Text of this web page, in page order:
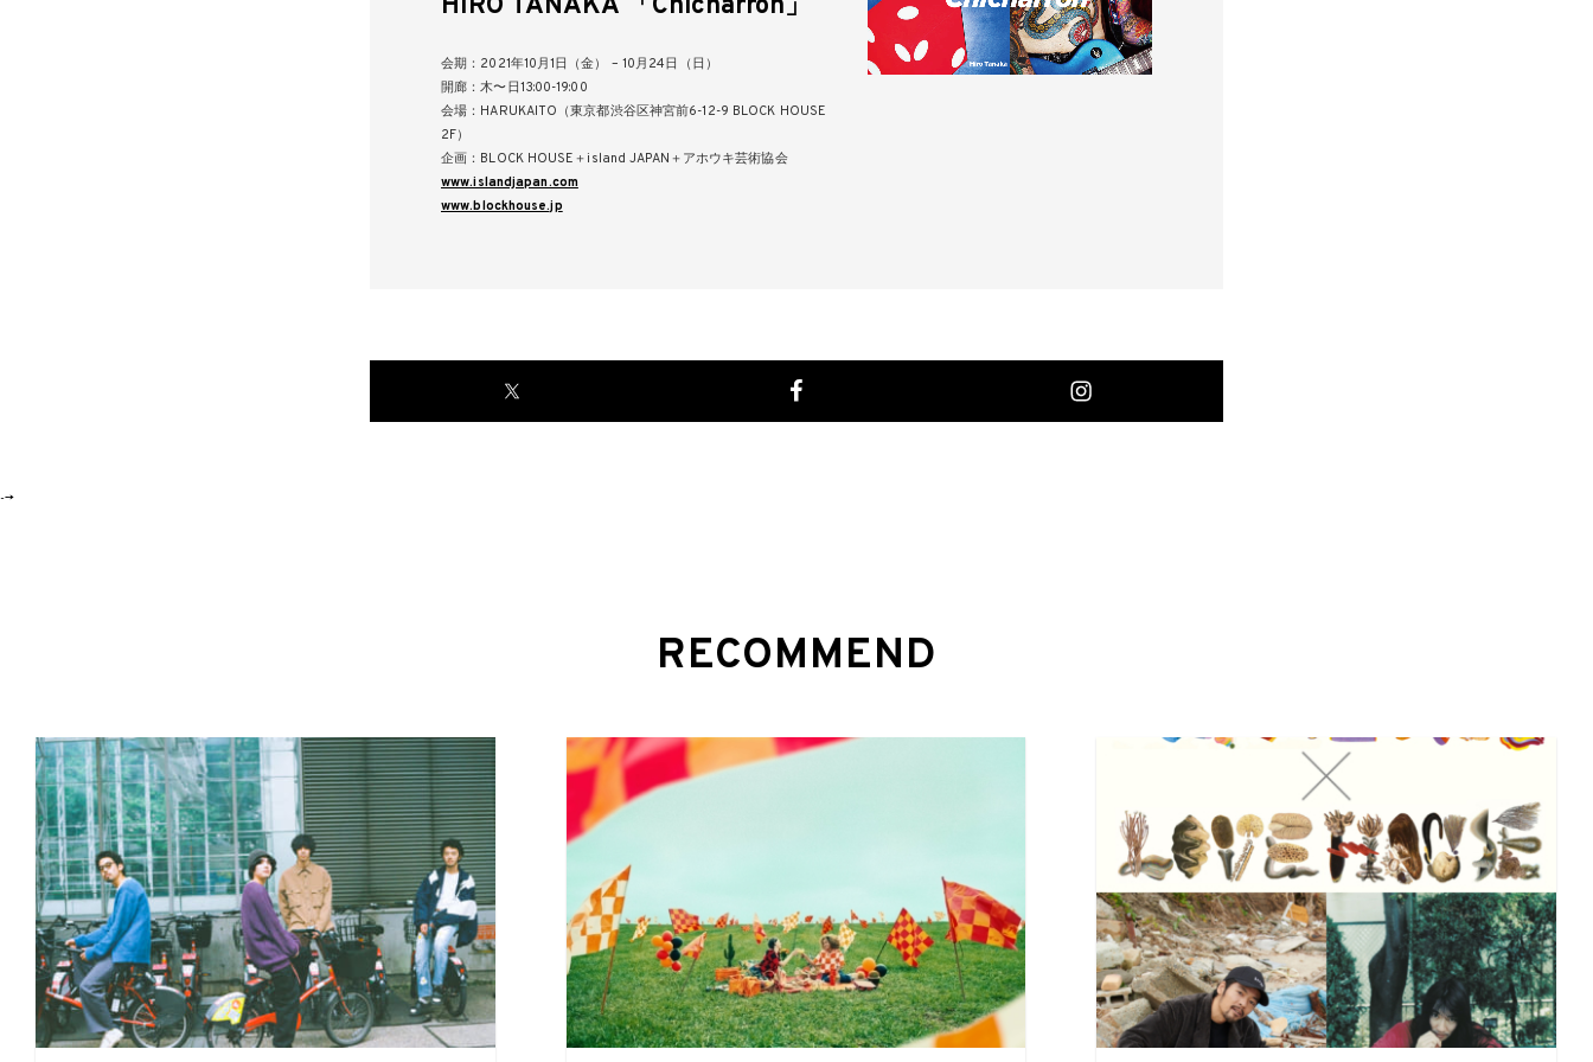
HIRO TANAKA 「Chicharrón」
会期：2021年10月1日（金） – 10月24日（日）
開廊：木〜日13:00-19:00
会場：HARUKAITO（東京都渋谷区神宮前6-12-9 BLOCK HOUSE
2F）
企画：BLOCK HOUSE＋island JAPAN＋アホウキ芸術協会
www.islandjapan.com
www.blockhouse.jp
-->
RECOMMEND